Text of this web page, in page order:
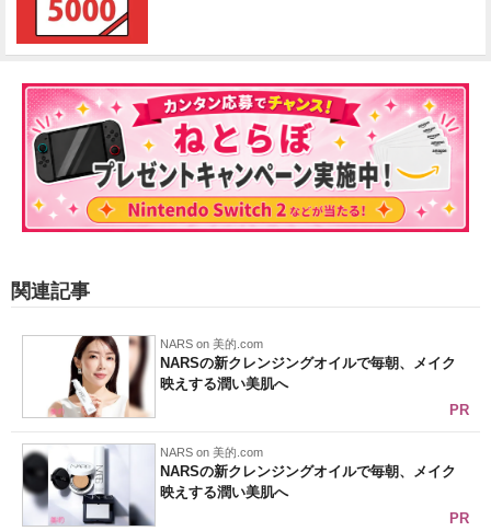
関連記事
NARS on 美的.com
NARSの新クレンジングオイルで毎朝、メイク
映えする潤い美肌へ
PR
NARS on 美的.com
NARSの新クレンジングオイルで毎朝、メイク
映えする潤い美肌へ
PR